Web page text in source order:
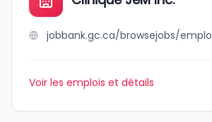
Voir les emplois et détails